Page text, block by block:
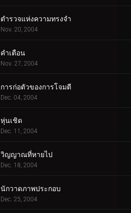
ตำรวจแห่งความทรงจำ
Nov. 20, 2004
คำเตือน
Nov. 27, 2004
การก่อตัวของการโจมตี
Dec. 04, 2004
หุ่นเชิด
Dec. 11, 2004
วิญญาณที่หายไป
Dec. 18, 2004
นักวาดภาพประกอบ
Dec. 25, 2004